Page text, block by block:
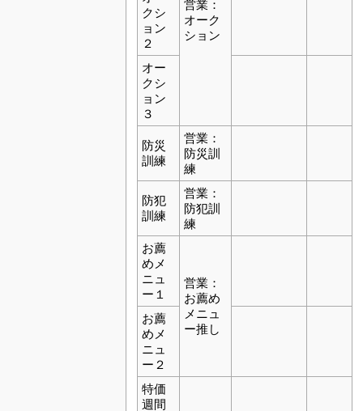
営業：
オーク
ション
クシ
ョン
２
オー
クシ
ョン
３
防災
訓練
営業：
防災訓
練
防犯
訓練
営業：
防犯訓
練
お薦
めメ
ニュ
ー１
営業：
お薦め
メニュ
ー推し
お薦
めメ
ニュ
ー２
特価
週間